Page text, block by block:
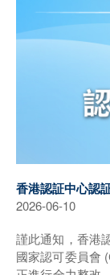
香港認証中心認
2026-06-10
謹此通知，香港
國家認可委員會